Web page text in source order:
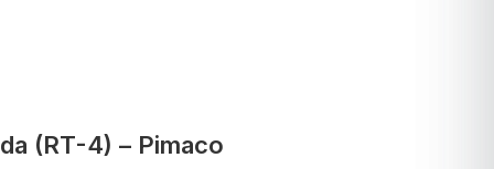
(RT-4) – Pimaco